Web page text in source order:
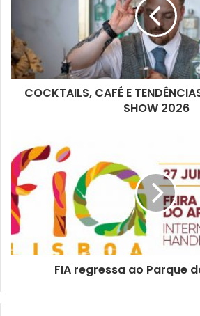
Data: 15 a 24 de Maio de 2026
Horário: das 12h00 15h00 e das
Local: Jardim do Arco do Cego, Lisboa
COCKTAILS, CAFÉ E
SHOW 2026
FIA regressa ao Parque